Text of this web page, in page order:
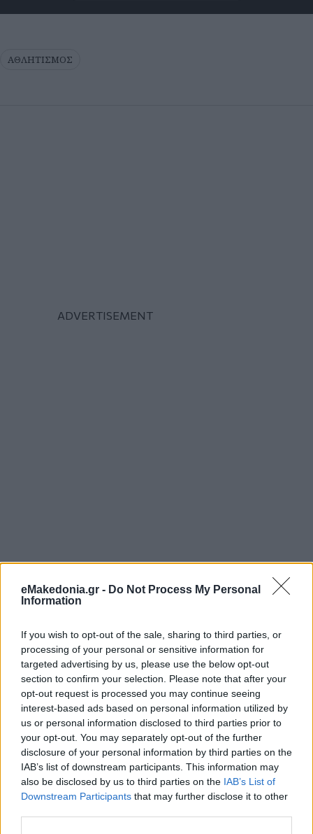
eMakedonia.gr - Do Not Process My Personal
Information
If you wish to opt-out of the sale, sharing to third parties, or
processing of your personal or sensitive information for
targeted advertising by us, please use the below opt-out
section to confirm your selection. Please note that after your
opt-out request is processed you may continue seeing
interest-based ads based on personal information utilized by
us or personal information disclosed to third parties prior to
your opt-out. You may separately opt-out of the further
disclosure of your personal information by third parties on the
IAB’s list of downstream participants. This information may
also be disclosed by us to third parties on the IAB’s List of
Downstream Participants that may further disclose it to other
ΑΘΛΗΤΙΣΜΟΣ